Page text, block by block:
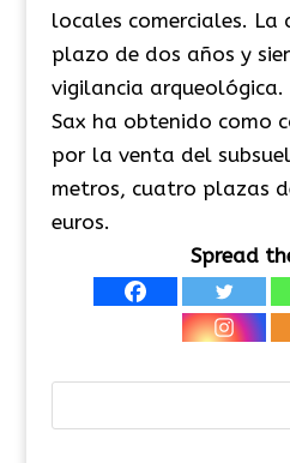
locales comerciales. La
plazo de dos años y
vigilancia
Sax ha obtenido como
por la venta del
metros, cuatro plazas
euros.
Spread